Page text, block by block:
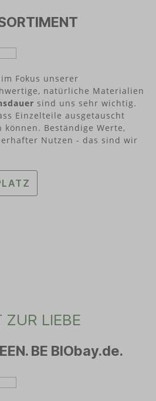
und
Spülmaschinengeeignet
von ajaa! sind die beiden
und Rainer Seybold.
Fokus unserer
natürliche Materialien
sind uns sehr wichtig.
Einzelteile ausgetauscht
Beständige Werte,
Nutzen - das sind wir
ZUR LIEBE
BE BIObay.de.